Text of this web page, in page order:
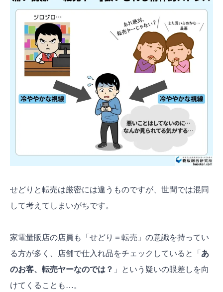
せどりと転売は厳密には違うものですが、世間では混同
して考えてしまいがちです。
家電量販店の店員も「せどり＝転売」の意識を持ってい
る方が多く、店舗で仕入れ品をチェックしていると「 あ
のお客、転売ヤーなのでは？ 」という疑いの眼差しを向
けてくることも…。